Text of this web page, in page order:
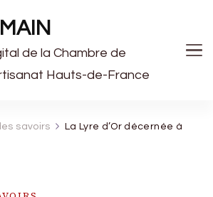
de la Chambre de
Hauts-de-France
savoirs
La Lyre d’Or décernée à